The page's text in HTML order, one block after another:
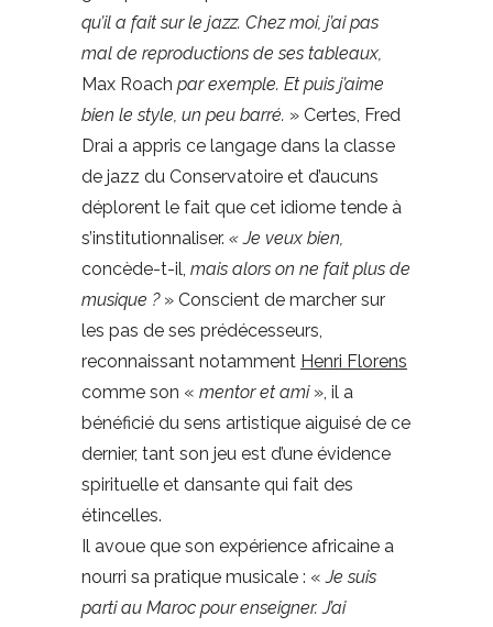
qu’il a fait sur le jazz. Chez moi, j’ai pas
mal de reproductions de ses tableaux,
Max Roach par exemple. Et puis j’aime
bien le style, un peu barré. » Certes, Fred
Drai a appris ce langage dans la classe
de jazz du Conservatoire et d’aucuns
déplorent le fait que cet idiome tende à
s’institutionnaliser. « Je veux bien,
concède-t-il, mais alors on ne fait plus de
musique ? » Conscient de marcher sur
les pas de ses prédécesseurs,
reconnaissant notamment Henri Florens
comme son « mentor et ami », il a
bénéficié du sens artistique aiguisé de ce
dernier, tant son jeu est d’une évidence
spirituelle et dansante qui fait des
étincelles.
Il avoue que son expérience africaine a
nourri sa pratique musicale : «Je suis
parti au Maroc pour enseigner. J’ai